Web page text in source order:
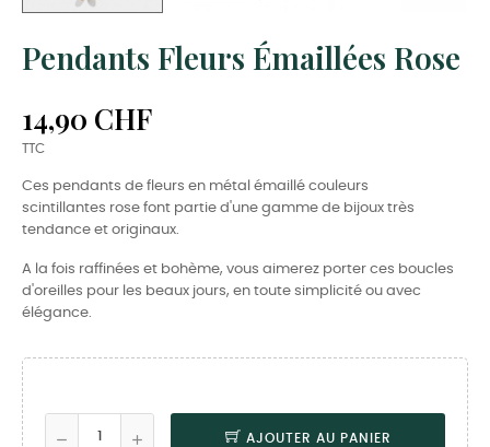
Pendants Fleurs Émaillées Rose
14,90 CHF
TTC
Ces pendants de fleurs en métal émaillé couleurs
scintillantes rose font partie d'une gamme de bijoux très
tendance et originaux.
A la fois raffinées et bohème, vous aimerez porter ces boucles
d'oreilles pour les beaux jours, en toute simplicité ou avec
élégance.
AJOUTER AU PANIER